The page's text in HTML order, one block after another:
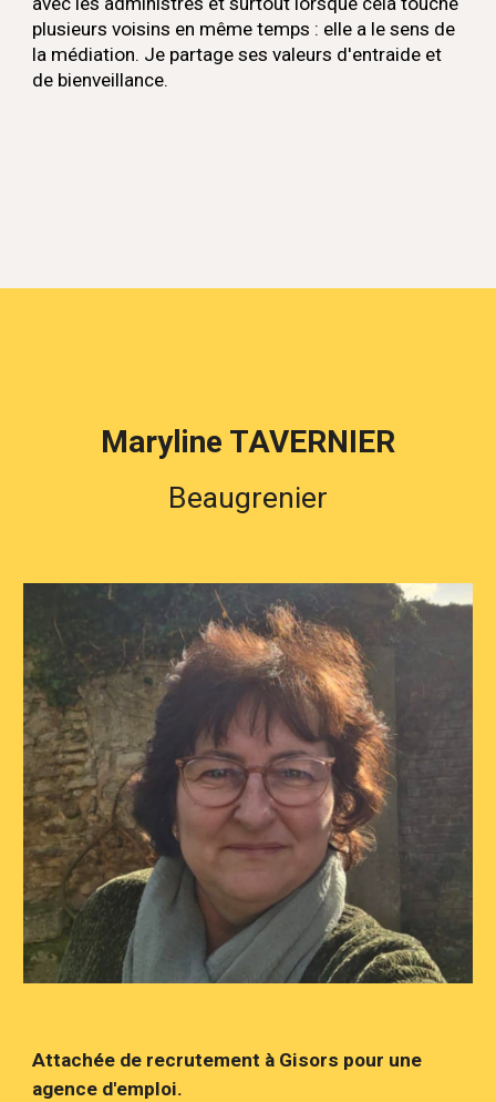
plusieurs voisins en même temps : elle a le sens de
la médiation. Je partage ses valeurs d'entraide et
de bienveillance.
Maryline TAVERNIER
Beaugrenier
Attachée de recrutement à Gisors pour une
agence d'emploi.